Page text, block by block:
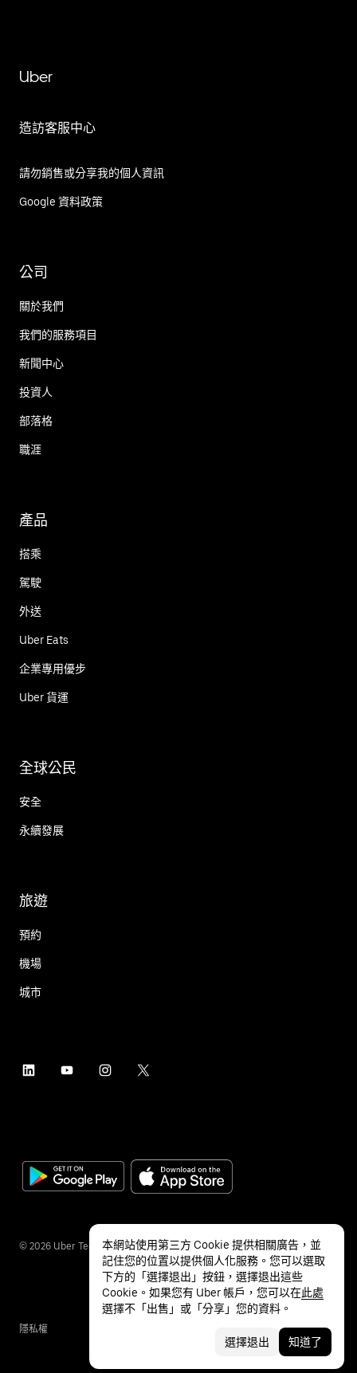
Uber
造訪客服中心
請勿銷售或分享我的個人資訊
Google 資料政策
公司
關於我們
我們的服務項目
新聞中心
投資人
部落格
職涯
產品
搭乘
駕駛
外送
Uber Eats
企業專用優步
Uber 貨運
全球公民
安全
永續發展
旅遊
預約
機場
城市
© 2026 Uber Technologies Inc.
隱私權
本網站使用第三方 Cookie 提供相關廣告，並
記住您的位置以提供個人化服務。您可以選取
下方的「選擇退出」按鈕，選擇退出這些
Cookie。如果您有 Uber 帳戶，您可以在此處
選擇不「出售」或「分享」您的資料。
選擇退出 知道了